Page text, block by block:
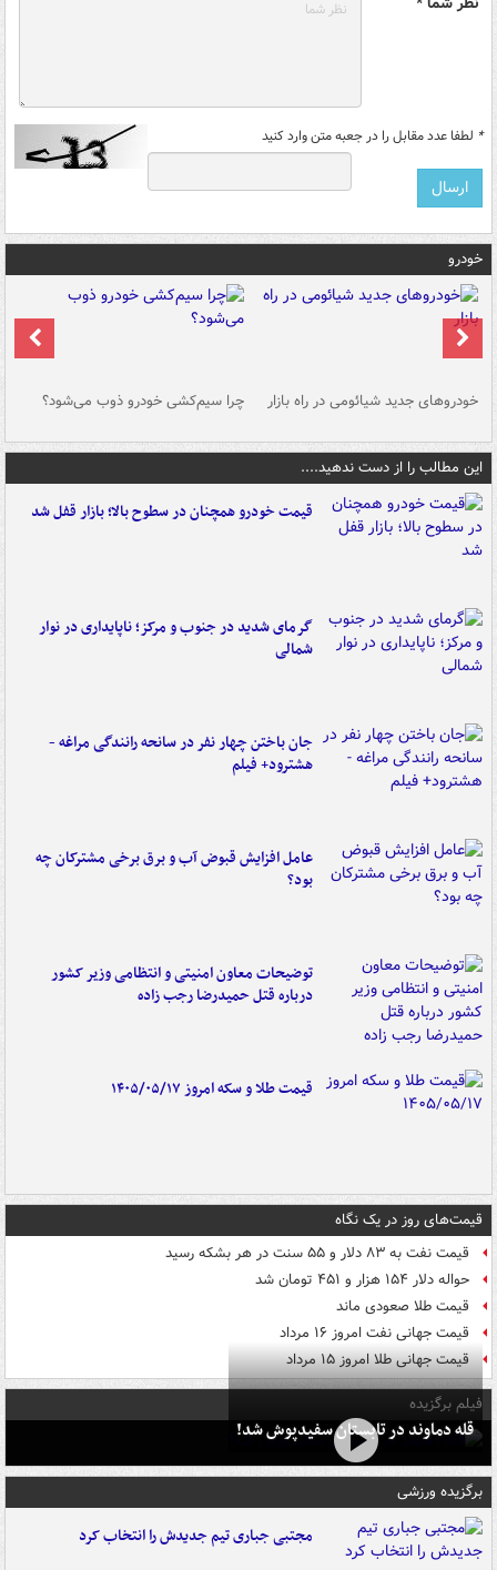
* لطفا عدد مقابل را در جعبه متن وارد کنید
خودرو
خودروهای جدید شیائومی در راه بازار چرا سیم‌کشی خودرو ذوب می‌شود؟
این مطالب را از دست ندهید....
قیمت خودرو همچنان در سطوح بالا؛ بازار قفل شد
گرمای شدید در جنوب و مرکز؛ ناپایداری در نوار
شمالی
جان باختن چهار نفر در سانحه رانندگی مراغه -
هشترود+ فیلم
عامل افزایش قبوض آب و برق برخی مشترکان چه
بود؟
توضیحات معاون امنیتی و انتظامی وزیر کشور
درباره قتل حمیدرضا رجب زاده
قیمت طلا و سکه امروز ۱۴۰۵/۰۵/۱۷
قیمت‌های روز در یک نگاه
قیمت نفت به ۸۳ دلار و ۵۵ سنت در هر بشکه رسید
حواله دلار ۱۵۴ هزار و ۴۵۱ تومان شد
قیمت طلا صعودی ماند
قیمت جهانی نفت امروز ۱۶ مرداد
قیمت جهانی طلا امروز ۱۵ مرداد
فیلم برگزیده
قله دماوند در تابستان سفیدپوش شد!
برگزیده ورزشی
مجتبی جباری تیم جدیدش را انتخاب کرد